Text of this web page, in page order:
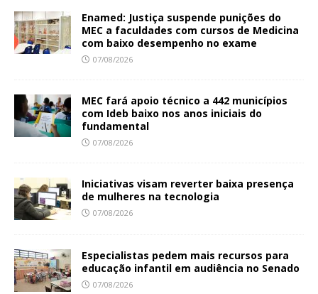
Enamed: Justiça suspende punições do
MEC a faculdades com cursos de Medicina
com baixo desempenho no exame
07/08/2026
MEC fará apoio técnico a 442 municípios
com Ideb baixo nos anos iniciais do
fundamental
07/08/2026
Iniciativas visam reverter baixa presença
de mulheres na tecnologia
07/08/2026
Especialistas pedem mais recursos para
educação infantil em audiência no Senado
07/08/2026